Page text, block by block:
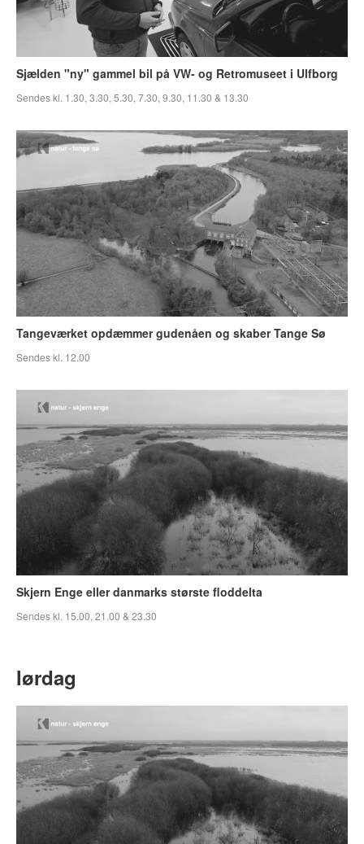
Sjælden "ny" gammel bil på VW- og Retromuseet i Ulfborg
Sendes kl. 1.30, 3.30, 5.30, 7.30, 9.30, 11.30 & 13.30
Tangeværket opdæmmer gudenåen og skaber Tange Sø
Sendes kl. 12.00
Skjern Enge eller danmarks største floddelta
Sendes kl. 15.00, 21.00 & 23.30
lørdag